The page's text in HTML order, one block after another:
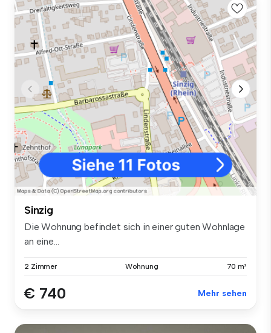
Sinzig
Die Wohnung befindet sich in einer guten Wohnlage
an eine...
2 Zimmer Wohnung 70 m²
€ 740 Mehr sehen